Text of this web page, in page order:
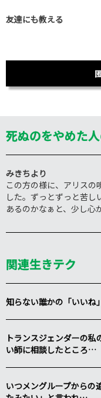
友達にも教える
死ぬのをやめた
みきちより
この方の様に、アリスの
した。ずっとずっと苦し
あるのかなぁと、少し心
関連生きテク
知らない誰かの「いいね
トランスジェンダーの
い師に相談したところ…
いつメングループからの